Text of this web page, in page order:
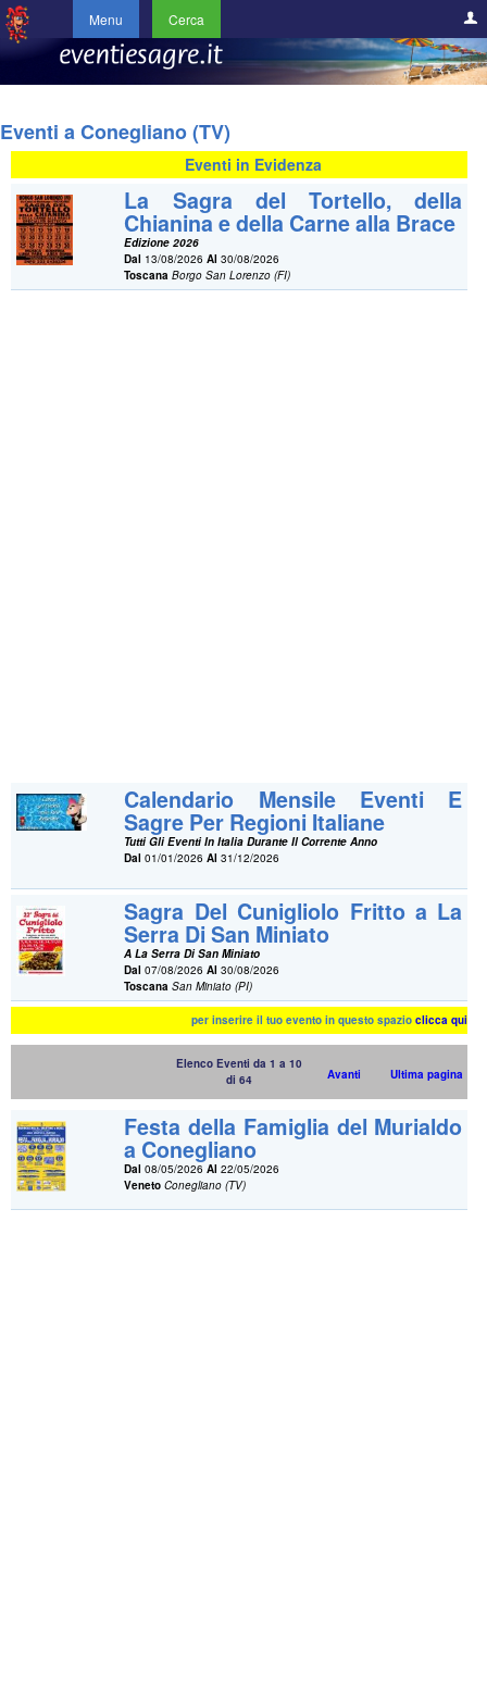
Menu Cerca
Eventi a Conegliano (TV)
Eventi in Evidenza
La Sagra del Tortello, della
Chianina e della Carne alla Brace
Edizione 2026
Dal 13/08/2026Al 30/08/2026
Toscana Borgo San Lorenzo (FI)
Calendario Mensile Eventi E
Sagre Per Regioni Italiane
Tutti Gli Eventi In Italia Durante Il Corrente Anno
Dal 01/01/2026Al 31/12/2026
Sagra Del Cunigliolo Fritto a La
Serra Di San Miniato
A La Serra Di San Miniato
Dal 07/08/2026Al 30/08/2026
Toscana San Miniato (PI)
per inserire il tuo evento in questo spazioclicca qui
Elenco Eventi da 1 a 10
di 64
Avanti Ultima pagina
Festa della Famiglia del Murialdo
a Conegliano
Dal 08/05/2026Al 22/05/2026
Veneto Conegliano (TV)